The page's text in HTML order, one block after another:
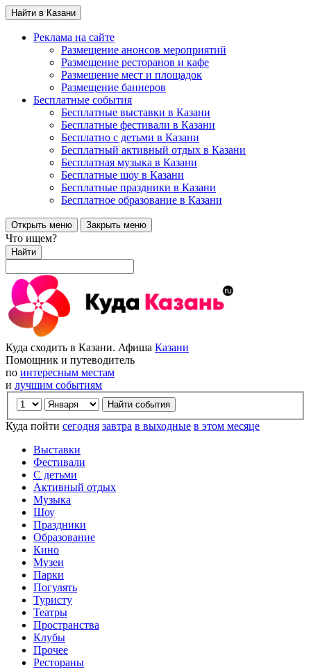
Найти в Казани
Реклама на сайте
Размещение анонсов мероприятий
Размещение ресторанов и кафе
Размещение мест и площадок
Размещение баннеров
Бесплатные события
Бесплатные выставки в Казани
Бесплатные фестивали в Казани
Бесплатно с детьми в Казани
Бесплатный активный отдых в Казани
Бесплатная музыка в Казани
Бесплатные шоу в Казани
Бесплатные праздники в Казани
Бесплатное образование в Казани
Открыть меню Закрыть меню
Что ищем?
Найти
Куда сходить в Казани. Афиша Казани
Помощник и путеводитель
по интересным местам
и лучшим событиям
Куда пойти сегодня завтра в выходные в этом месяце
Выставки
Фестивали
С детьми
Активный отдых
Музыка
Шоу
Праздники
Образование
Кино
Музеи
Парки
Погулять
Туристу
Театры
Пространства
Клубы
Прочее
Рестораны